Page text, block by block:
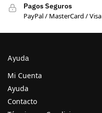
Pagos Seguros
PayPal / MasterCard / Visa
Ayuda
Mi Cuenta
Ayuda
Contacto